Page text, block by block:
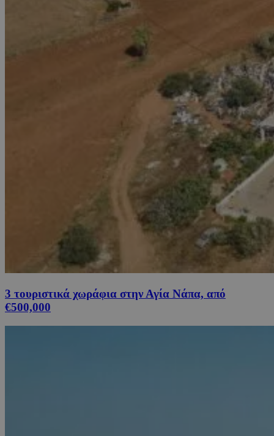
3 τουριστικά χωράφια στην Αγία Νάπα, από
€500,000